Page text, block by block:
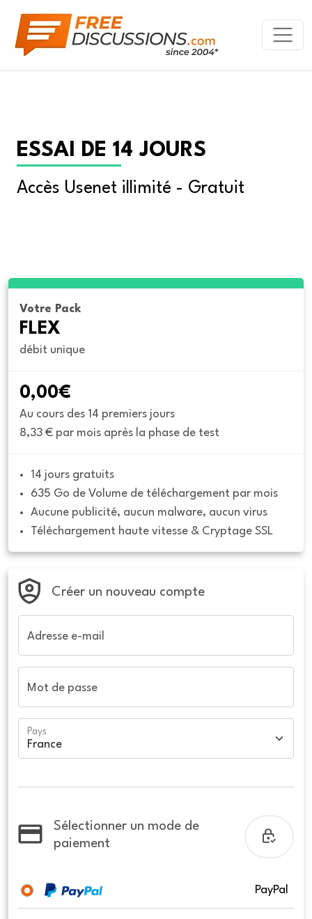
ESSAI DE 14 JOURS
Accès Usenet illimité - Gratuit
Votre Pack
FLEX
débit unique
0,00€
Au cours des 14 premiers jours
8,33 € par mois après la phase de test
14 jours gratuits
635 Go de Volume de téléchargement par mois
Aucune publicité, aucun malware, aucun virus
Téléchargement haute vitesse & Cryptage SSL
Créer un nouveau compte
Adresse e-mail
Mot de passe
Pays
Sélectionner un mode de
paiement
PayPal